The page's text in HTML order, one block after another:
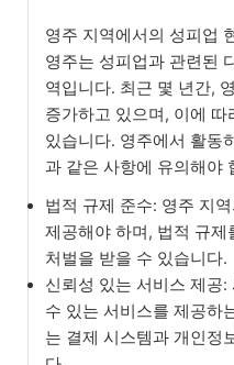
영주 지역에서의 성피업
영주는 성피업과 관련된
역입니다. 최근 몇 년간,
증가하고 있으며, 이에
있습니다. 영주에서 활동
과 같은 사항에 유의해야
법적 규제 준수: 영주 지
제공해야 하며, 법적 규
처벌을 받을 수 있습니다.
신뢰성 있는 서비스 제공
수 있는 서비스를 제공하
는 결제 시스템과 개인정